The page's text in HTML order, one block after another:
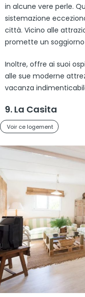
in alcune vere perle.
sistemazione
città. Vicino alle
promette un
Inoltre, offre ai suoi
alle sue moderne
vacanza
9. La Casita
Voir ce logement